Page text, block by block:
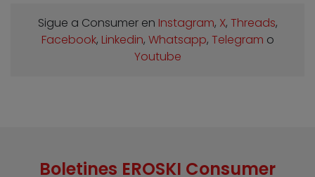
Sigue a Consumer en Instagram, X, Threads,
Facebook, Linkedin, Whatsapp, Telegram o
Youtube
Boletines EROSKI Consumer